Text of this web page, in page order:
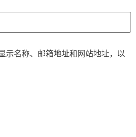
示名称、邮箱地址和网站地址，以